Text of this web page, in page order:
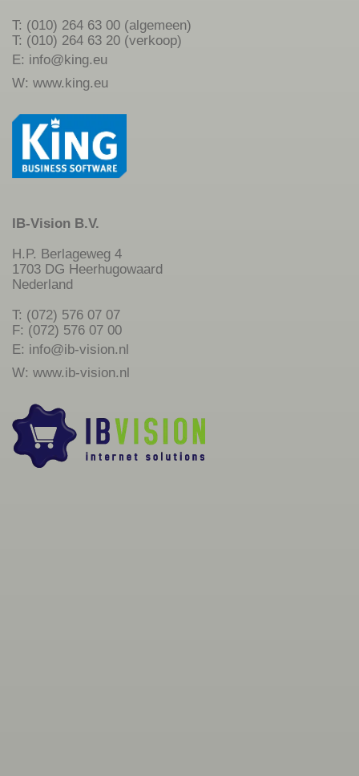
T: (010) 264 63 00 (algemeen)
T: (010) 264 63 20 (verkoop)
E: info@king.eu
W: www.king.eu
IB-Vision B.V.
H.P. Berlageweg 4
1703 DG Heerhugowaard
Nederland
T: (072) 576 07 07
F: (072) 576 07 00
E: info@ib-vision.nl
W: www.ib-vision.nl